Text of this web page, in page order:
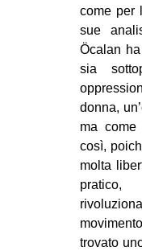
come per
sue
Öcalan
sia
donna,
ma come
così,
molta
pratico,
trovato